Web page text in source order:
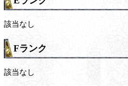
該当なし
Fランク
該当なし